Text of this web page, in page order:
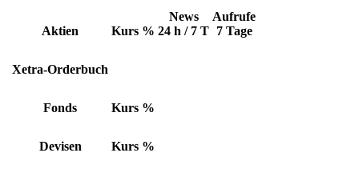
Aktien Kurs %
News
24 h / 7 T
Aufrufe
7 Tage
Xetra-Orderbuch
Fonds Kurs %
Devisen Kurs %